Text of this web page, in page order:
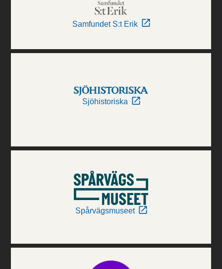
Samfundet S:t Erik
Sjöhistoriska
Spårvägsmuseet